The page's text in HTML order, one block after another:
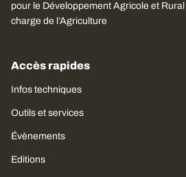
pour le Développement Agricole et
charge de l’Agriculture
Accès rapides
Infos techniques
Outils et services
Évènements
Editions